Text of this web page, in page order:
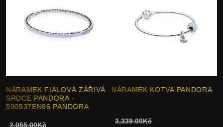
NÁRAMEK FIALOVÁ ZÁŘIVÁ
SRDCE PANDORA -
590537EN66 PANDORA
2,055.00Kč
NÁRAMEK KOTVA PANDORA
3,339.00Kč